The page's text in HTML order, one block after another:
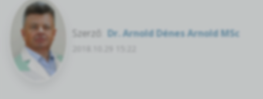
Szerző: Dr. Arnold Dénes Arnold MSc